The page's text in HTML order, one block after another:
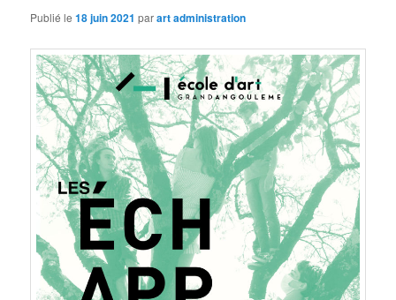
Publié le18 juin 2021 parart administration